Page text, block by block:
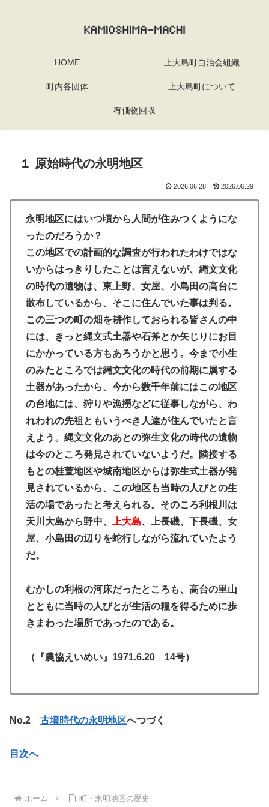
HOME 上大島町自治会組織
町内各団体 上大島町について
有価物回収
１ 原始時代の永明地区
2026.06.28 2026.06.29
永明地区にはいつ頃から人間が住みつくようにな
ったのだろうか？
この地区での計画的な調査が行われたわけではな
いからはっきりしたことは言えないが、縄文文化
の時代の遺物は、東上野、女屋、小島田の高台に
散布しているから、そこに住んでいた事は判る。
この三つの町の畑を耕作しておられる皆さんの中
には、きっと縄文式土器や石斧とか矢じりにお目
にかかっている方もあろうかと思う。今まで小生
のみたところでは縄文文化の時代の前期に属する
土器があったから、今から数千年前にはこの地区
の台地には、狩りや漁撈などに従事しながら、わ
れわれの先祖ともいうべき人達が住んでいたと言
えよう。 縄文文化のあとの弥生文化の時代の遺物
は今のところ発見されていないようだ。隣接する
もとの桂萱地区や城南地区からは弥生式土器が発
見されているから、この地区も当時の人びとの生
活の場であったと考えられる。 そのころ利根川は
天川大島から野中、
上大島、上長磯、下長磯、女
屋、小島田の辺りを蛇行しながら流れていたよう
だ。
むかしの利根の河床だったところも、高台の里山
とともに当時の人びとが生活の糧を得るために歩
きまわった場所であったのである。
（『農協えいめい』1971.6.20 14号）
No.2 古墳時代の永明地区へつづく
目次へ
ホーム 町・永明地区の歴史